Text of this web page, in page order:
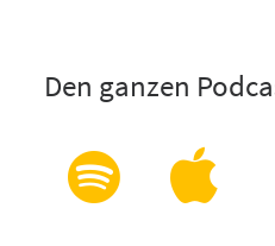
Den ganzen